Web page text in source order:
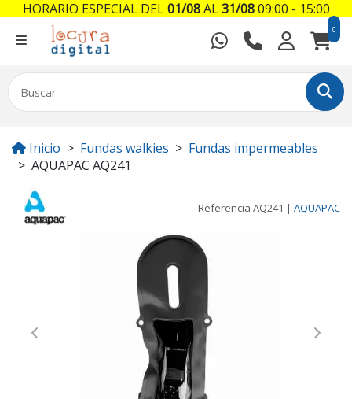
0
Inicio Fundas walkies
Fundas impermeables
AQUAPAC AQ241
Referencia AQ241 | AQUAPAC
Previous Next
HORARIO ESPECIAL DEL01/08AL31/0809:00 - 15:00